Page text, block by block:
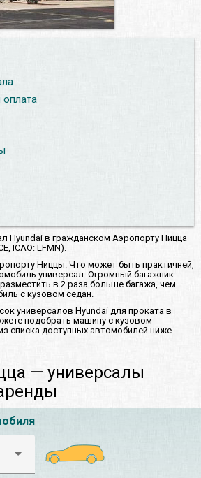
Hyundai в гражданском Аэропорту Ницца
ICAO: LFMN).
Ниццы. Что может быть практичней,
универсал. Огромный багажник
в 2 раза больше багажа, чем
с кузовом седан.
универсалов Hyundai для проката в
подобрать машину с кузовом
списка доступных автомобилей ниже.
— универсалы